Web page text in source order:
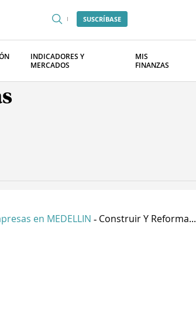
SUSCRÍBASE
INDICADORES Y
MERCADOS
MIS
FINANZAS
en MEDELLIN - Construir Y Reforma...